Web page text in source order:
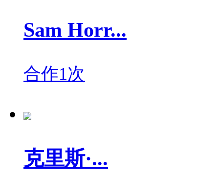
Sam Horr...
合作1次
克里斯·...